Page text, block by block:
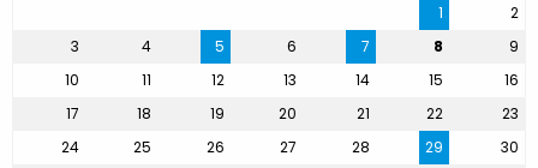
1
2
3
4 5 6 7 8
9
10
11 12 13 14 15
16
17
18 19 20 21 22
23
24
25 26 27 28 29
30